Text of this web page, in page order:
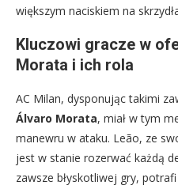
większym naciskiem na
Kluczowi gracze w
Morata i ich rola
AC Milan, dysponując takimi
Álvaro Morata, miał w tym
manewru w ataku. Leão, ze
jest w stanie rozerwać każdą
zawsze błyskotliwej gry,